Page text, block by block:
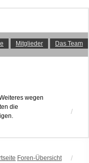
Mitglieder Das Team
wegen
die
Foren-Übersicht